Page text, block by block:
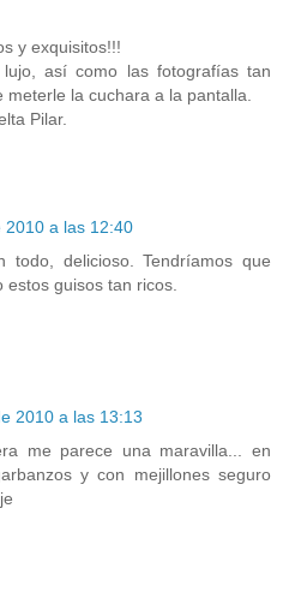
y exquisitos!!!
así como las fotografías tan
la cuchara a la pantalla.
Pilar.
2010 a las 12:40
todo, delicioso. Tendríamos que
guisos tan ricos.
2010 a las 13:13
me parece una maravilla... en
y con mejillones seguro